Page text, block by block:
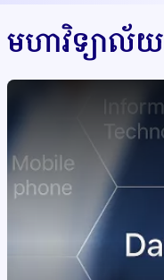
មហាវិទ្យាល័យ